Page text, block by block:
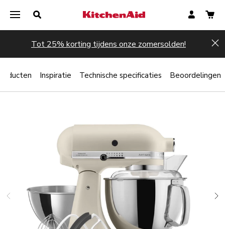
Tot 25% korting tijdens onze zomersolden!
Inspiratie Technische specificaties Beoordelingen